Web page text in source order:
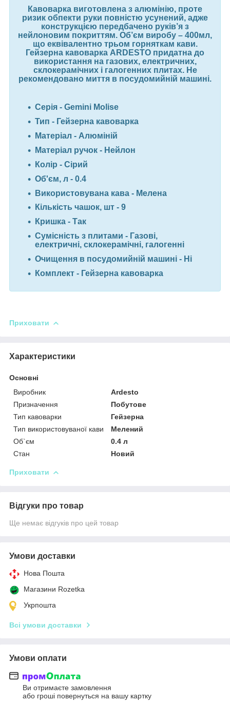
Кавоварка виготовлена з алюмінію, проте
ризик обпекти руки повністю усунений, адже
конструкцією передбачено руків’я з
нейлоновим покриттям. Об’єм виробу – 400мл,
що еквівалентно трьом горняткам кави.
Гейзерна кавоварка ARDESTO придатна до
використання на газових, електричних,
склокерамічних і галогенних плитах. Не
рекомендовано миття в посудомийній машині.
Серія - Gemini Molise
Тип - Гейзерна кавоварка
Матеріал - Алюміній
Матеріал ручок - Нейлон
Колір - Сірий
Об'єм, л - 0.4
Використовувана кава - Мелена
Кількість чашок, шт - 9
Кришка - Так
Сумісність з плитами - Газові,
електричні, склокерамічні, галогенні
Очищення в посудомийній машині - Ні
Комплект - Гейзерна кавоварка
Приховати
Характеристики
Основні
Виробник
Ardesto
Призначення
Побутове
Тип кавоварки
Гейзерна
Тип використовуваної кави
Мелений
Об`єм
0.4 л
Стан
Новий
Приховати
Відгуки про товар
Ще немає відгуків про цей товар
Умови доставки
Нова Пошта
Магазини Rozetka
Укрпошта
Всі умови доставки
Умови оплати
Ви отримаєте замовлення
або гроші повернуться на вашу картку